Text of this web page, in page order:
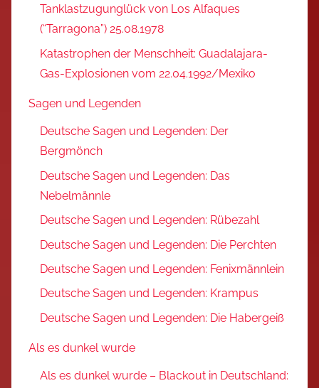
Tanklastzugunglück von Los Alfaques
(“Tarragona”) 25.08.1978
Katastrophen der Menschheit: Guadalajara-
Gas-Explosionen vom 22.04.1992/Mexiko
Sagen und Legenden
Deutsche Sagen und Legenden: Der
Bergmönch
Deutsche Sagen und Legenden: Das
Nebelmännle
Deutsche Sagen und Legenden: Rübezahl
Deutsche Sagen und Legenden: Die Perchten
Deutsche Sagen und Legenden: Fenixmännlein
Deutsche Sagen und Legenden: Krampus
Deutsche Sagen und Legenden: Die Habergeiß
Als es dunkel wurde
Als es dunkel wurde – Blackout in Deutschland: